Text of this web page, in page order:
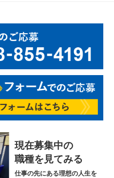
現在募集中の
職種を見てみる
仕事の先にある理想の人生を